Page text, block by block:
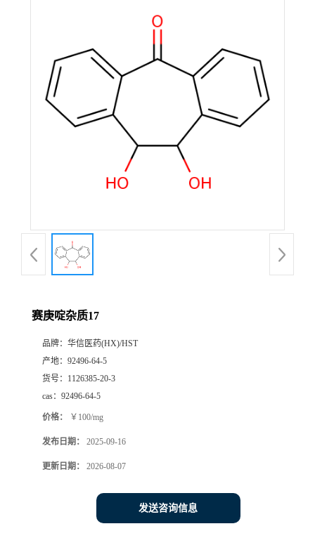
书
誉
赛庚啶杂质17
品牌： 华信医药(HX)/HST
产地： 92496-64-5
货号： 1126385-20-3
cas： 92496-64-5
价格： ￥100/mg
发布日期： 2025-09-16
更新日期： 2026-08-07
发送咨询信息